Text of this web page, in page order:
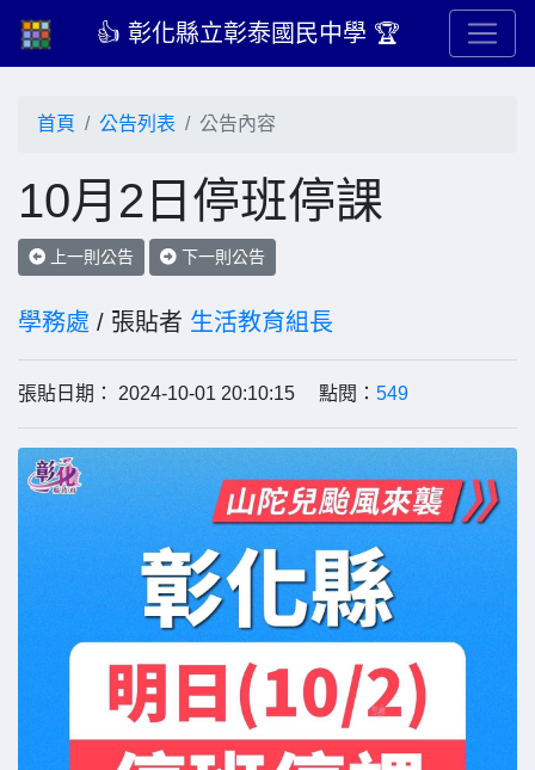
👍 彰化縣立彰泰國民中學 🏆
首頁 公告列表 公告內容
10月2日停班停課
上一則公告 下一則公告
學務處 / 張貼者 生活教育組長
張貼日期： 2024-10-01 20:10:15 點閱： 549